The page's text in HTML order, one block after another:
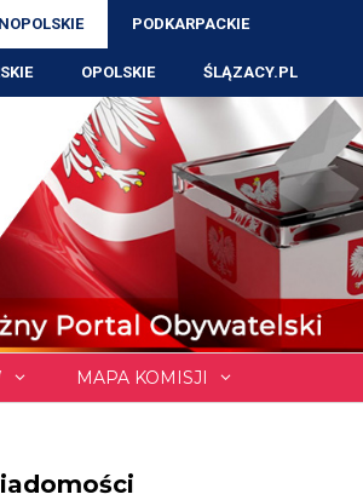
PODKARPACKIE
OPOLSKIE ŚLĄZACY.PL
MAPA KOMISJI